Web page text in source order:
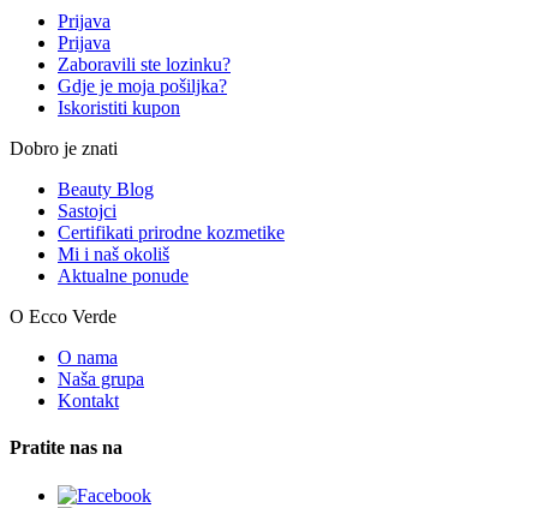
Prijava
Prijava
Zaboravili ste lozinku?
Gdje je moja pošiljka?
Iskoristiti kupon
Dobro je znati
Beauty Blog
Sastojci
Certifikati prirodne kozmetike
Mi i naš okoliš
Aktualne ponude
O Ecco Verde
O nama
Naša grupa
Kontakt
Pratite nas na